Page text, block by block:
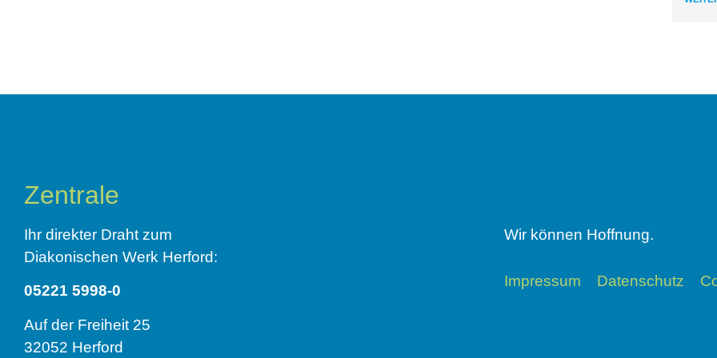
Zentrale
Ihr direkter Draht zum
Diakonischen Werk Herford:
05221 5998-0
Auf der Freiheit 25
32052 Herford
Wir können Hoffnung.
Impressum Datenschutz